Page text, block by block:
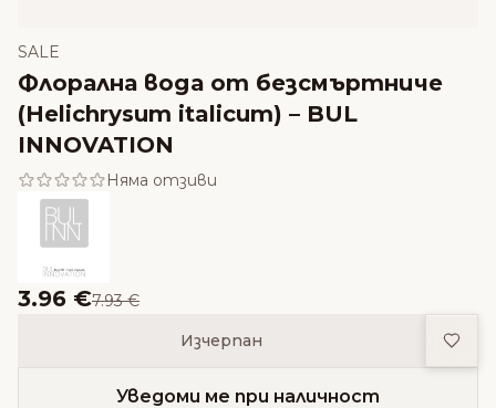
SALE
Флорална вода от безсмъртниче
(Helichrysum italicum) – BUL
INNOVATION
Няма отзиви
3.96 €7.93 €
Изчерпан
Уведоми ме при наличност